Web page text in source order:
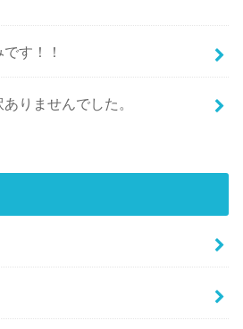
す！！
りませんでした。